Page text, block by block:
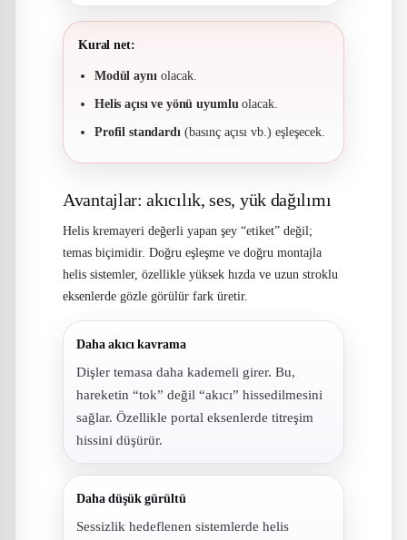
Kural net:
Modül aynı olacak.
Helis açısı ve yönü uyumlu olacak.
Profil standardı (basınç açısı vb.) eşleşecek.
Avantajlar: akıcılık, ses, yük dağılımı
Helis kremayeri değerli yapan şey “etiket” değil;
temas biçimidir. Doğru eşleşme ve doğru montajla
helis sistemler, özellikle yüksek hızda ve uzun stroklu
eksenlerde gözle görülür fark üretir.
Daha akıcı kavrama
Dişler temasa daha kademeli girer. Bu,
hareketin “tok” değil “akıcı” hissedilmesini
sağlar. Özellikle portal eksenlerde titreşim
hissini düşürür.
Daha düşük gürültü
Sessizlik hedeflenen sistemlerde helis